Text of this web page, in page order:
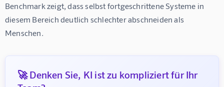
Benchmark zeigt, dass selbst fortgeschrittene Systeme in
diesem Bereich deutlich schlechter abschneiden als
Menschen.
🚀 Denken Sie, KI ist zu kompliziert für Ihr